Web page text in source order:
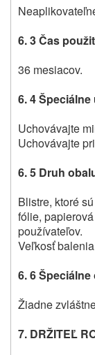
6. 3 Čas
36 mesiacov.
6. 4
Uchovávajte
Uchovávajte
6. 5 Druh
Blistre, ktoré
fólie,
používateľov.
Veľkosť
6. 6
Žiadne
7. DRŽITEĽ